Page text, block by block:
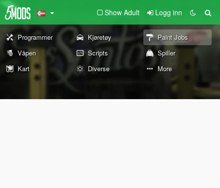
Show Adult Logg inn
Programmer Kjøretøy
Paint Jobs
Våpen
Scripts
Spiller
Kart
Diverse More